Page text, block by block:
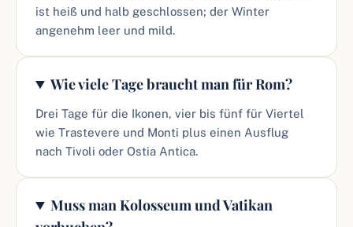
ist heiß und halb geschlossen; der Winter
angenehm leer und mild.
Wie viele Tage braucht man für Rom?
Drei Tage für die Ikonen, vier bis fünf für Viertel
wie Trastevere und Monti plus einen Ausflug
nach Tivoli oder Ostia Antica.
Muss man Kolosseum und Vatikan